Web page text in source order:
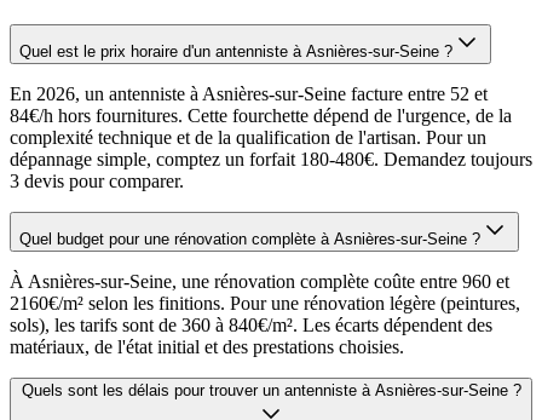
Quel est le prix horaire d'un antenniste à Asnières-sur-Seine ?
En 2026, un antenniste à Asnières-sur-Seine facture entre 52 et
84€/h hors fournitures. Cette fourchette dépend de l'urgence, de la
complexité technique et de la qualification de l'artisan. Pour un
dépannage simple, comptez un forfait 180-480€. Demandez toujours
3 devis pour comparer.
Quel budget pour une rénovation complète à Asnières-sur-Seine ?
À Asnières-sur-Seine, une rénovation complète coûte entre 960 et
2160€/m² selon les finitions. Pour une rénovation légère (peintures,
sols), les tarifs sont de 360 à 840€/m². Les écarts dépendent des
matériaux, de l'état initial et des prestations choisies.
Quels sont les délais pour trouver un antenniste à Asnières-sur-Seine ?